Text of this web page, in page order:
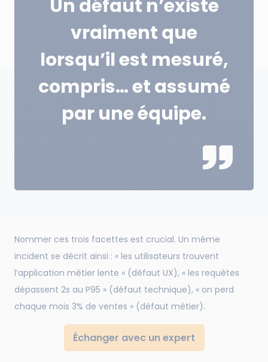
Un défaut n’existe
vraiment que
lorsqu’il est mesuré,
compris… et assumé
par une équipe.
Nommer ces trois facettes est crucial. Un même
incident se décrit ainsi : « les utilisateurs trouvent
l’application métier lente » (défaut UX), « les requêtes
dépassent 2s au P95 » (défaut technique), « on perd
chaque mois 3% de ventes » (défaut métier).
Échanger avec un expert